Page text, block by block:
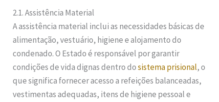
2.1. Assistência Material
A assistência material inclui as necessidades básicas de
alimentação, vestuário, higiene e alojamento do
condenado. O Estado é responsável por garantir
condições de vida dignas dentro dosistema prisional, o
que significa fornecer acesso a refeições balanceadas,
vestimentas adequadas, itens de higiene pessoal e